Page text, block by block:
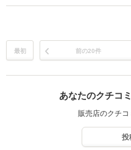
ろしくお願い致します。
最初 前の20件
あなたのクチコ
販売店のクチコ
投